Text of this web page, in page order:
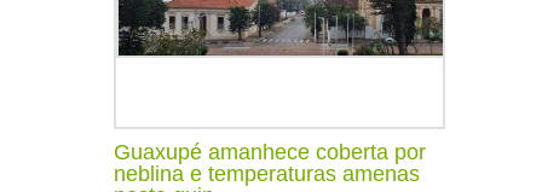
Guaxupé amanhece coberta por
neblina e temperaturas amenas